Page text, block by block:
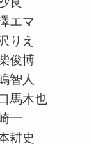
エマ
りえ
俊博
智人
馬木也
一
耕史